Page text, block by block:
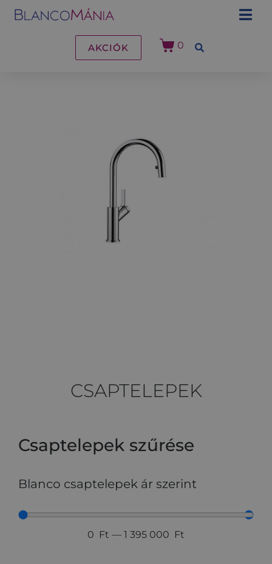
AKCIÓK 0
CSAPTELEPEK
Csaptelepek szűrése
Blanco csaptelepek ár szerint
0 Ft — 1 395 000 Ft